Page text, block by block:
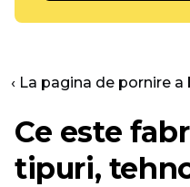
‹ La pagina de pornire a
Ce este
tipuri,